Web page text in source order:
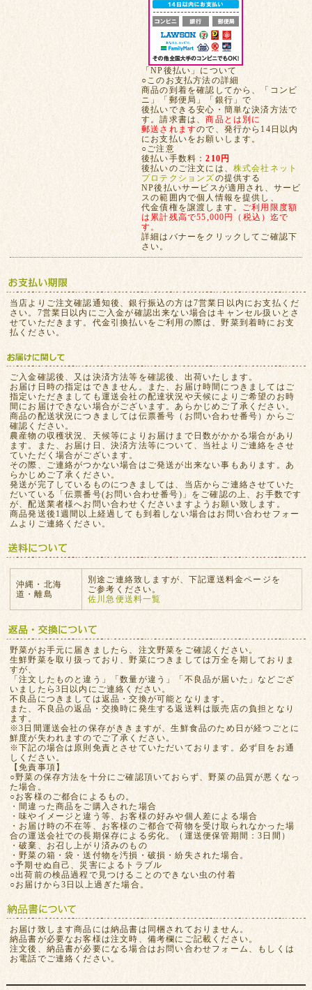
「NP後払い」について
○このお支払方法の詳細
商品の到着を確認してから、「コンビ
ニ」「郵便局」「銀行」で
後払いできる安心・簡単な決済方法で
す。請求書は、商品とは別に
郵送されますので、発行から14日以内
にお支払いをお願いします。
○ご注意
後払い手数料：210円
後払いのご注文には、 株式会社ネット
プロテクションズの提供する
NP後払いサービスが適用され、サービ
スの範囲内で個人情報を提供し、
代金債権を譲渡します。 ご利用限度額
は累計残高で55,000円（税込）迄で
す。
詳細はバナーをクリックしてご確認下
さい。
当店よりご注文確認通知後、銀行振込の方は7営業日以内にお支払くだ
さい。7営業日以内にご入金が確認出来ない場合はキャンセル扱いとさ
せていただきます。代金引換払いをご利用の際は、野菜到着時にお支
払ください。
ご入金確認後、又は決済方法等を確認後、出荷いたします。
お届け日時の指定はできません。また、お届け時間につきましてはご
指定いただきましても運送会社の配達状況や天候によりご希望のお時
間にお届けできない場合がございます。あらかじめご了承ください。
商品の配送状況につきましては伝票番号（お問い合わせ番号）からご
確認ください。
農産物の収穫状況、天候等によりお届けまで日数がかかる場合があり
ます。また、お届け日、決済方法等について、当社よりご連絡をさせ
ていただく場合がございます。
その際、ご連絡がつかない場合はご発送が出来ない事もあります。あ
らかじめご了承ください。
発送が完了しているものにつきましては、当店からご連絡させていた
だいている「伝票番号(お問い合わせ番号)」をご確認の上、お手数です
が、配送業者様へお問い合わせくださいますようお願い致します。
商品発送後1週間以上経過しても到着しない場合はお問い合わせフォー
ムよりご連絡ください。
沖縄・北海
道・離島
別途ご連絡致しますが、下記運送料金ページを
ご参考ください。
佐川急便送料一覧
野菜がお手元に届きましたら、注文野菜をご確認ください。
生鮮野菜を取り扱っており、野菜につきましては万全を期しておりま
すが、
「注文したものと違う」「数量が違う」「不良品が届いた」などござ
いましたら3日以内にご連絡ください。
不良品につきましては返品・交換が可能となります。
また、不良品の返品・交換時に発生する返送料は販売店の負担となり
ます。
※3日間運送会社の保存がききますが、生鮮食品のため日が経つごとに
鮮度が失われますのでご了承ください。
※下記の場合は原則免責とさせていただいております。必ず目をお通
しください。
【免責事項】
○野菜の保存方法を十分にご確認頂いておらず、野菜の品質が悪くなっ
た場合。
○お客様のご都合によるもの。
・間違った商品をご購入された場合
・味やイメージと違う等、お客様の好みや個人差による場合
・お届け時の不在等、お客様のご都合で荷物を受け取られなかった場
合の運送会社での長期保存による劣化。（運送便保管期間：3日間）
・破棄、お召し上がり済みのもの
・野菜の箱・袋・送付物を汚損・破損・紛失された場合。
○予期せぬ自己、災害によるトラブル
○出荷前の検品過程で見つけることのできない虫の付着
○お届けから3日以上過ぎた場合。
お届け致します商品には納品書は同梱されておりません。
納品書が必要なお客様は注文時、備考欄にご記載ください。
注文後、納品書が必要になる場合はお問い合わせフォーム、もしくは
お電話でご連絡ください。